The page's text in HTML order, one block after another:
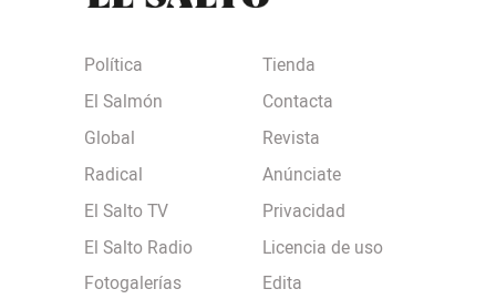
Política
El Salmón
Global
Radical
El Salto TV
El Salto Radio
Fotogalerías
Tienda
Contacta
Revista
Anúnciate
Privacidad
Licencia de uso
Edita